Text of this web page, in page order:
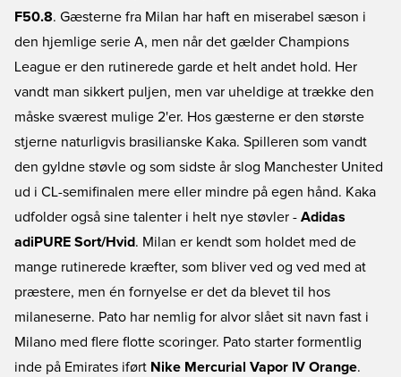
F50.8. Gæsterne fra Milan har haft en miserabel sæson i
den hjemlige serie A, men når det gælder Champions
League er den rutinerede garde et helt andet hold. Her
vandt man sikkert puljen, men var uheldige at trække den
måske sværest mulige 2'er. Hos gæsterne er den største
stjerne naturligvis brasilianske Kaka. Spilleren som vandt
den gyldne støvle og som sidste år slog Manchester United
ud i CL-semifinalen mere eller mindre på egen hånd. Kaka
udfolder også sine talenter i helt nye støvler - Adidas
adiPURE Sort/Hvid. Milan er kendt som holdet med de
mange rutinerede kræfter, som bliver ved og ved med at
præstere, men én fornyelse er det da blevet til hos
milaneserne. Pato har nemlig for alvor slået sit navn fast i
Milano med flere flotte scoringer. Pato starter formentlig
inde på Emirates iført Nike Mercurial Vapor IV Orange.